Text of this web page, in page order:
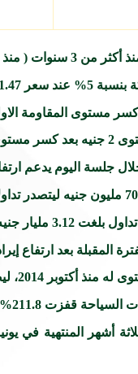
( منذ سبتمبر 2014).
1.44 جنيه خلال جلسة اليوم ليسجل
جنيه.
30% عن سعره الحالي خلال الربع
بعد ارتفاع
عند مستوى 325.74 نقطة.
أشهر الأولى في 2017.
أشهر المنتهية في